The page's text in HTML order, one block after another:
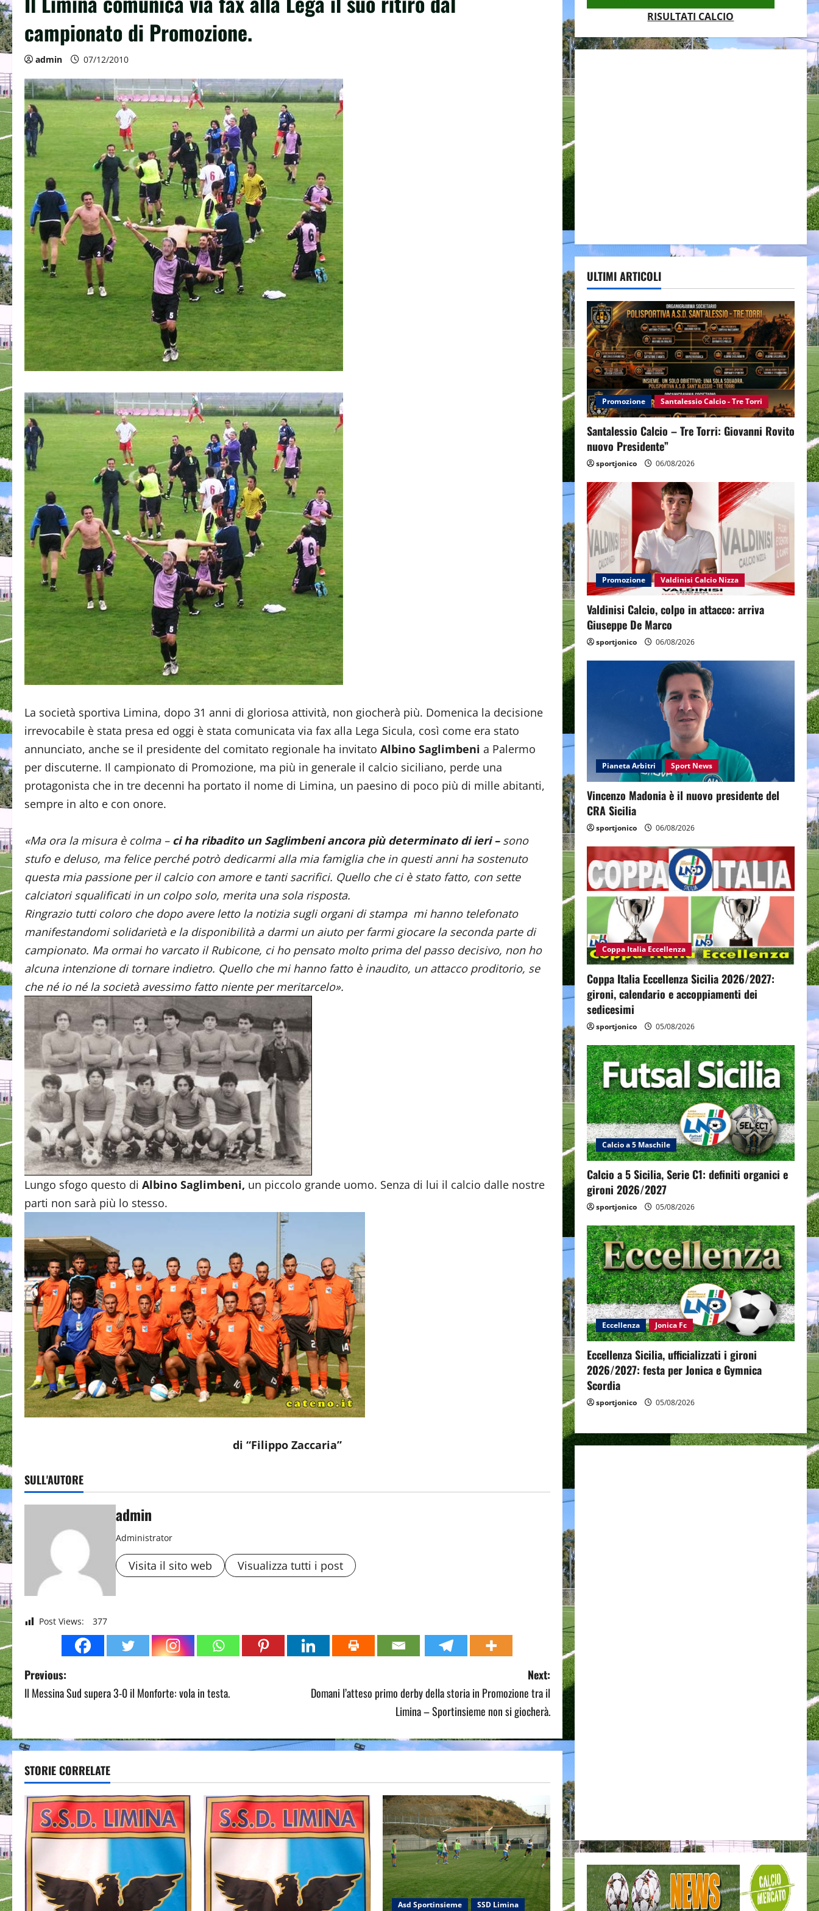
campionato di Promozione.
admin 07/12/2010
La società sportiva Limina, dopo 31 anni di gloriosa attività, non giocherà più. Domenica la decisione
irrevocabile è stata presa ed oggi è stata comunicata via fax alla Lega Sicula, così come era stato
annunciato, anche se il presidente del comitato regionale ha invitato Albino Saglimbeni a Palermo
per discuterne. Il campionato di Promozione, ma più in generale il calcio siciliano, perde una
protagonista che in tre decenni ha portato il nome di Limina, un paesino di poco più di mille abitanti,
sempre in alto e con onore.
«Ma ora la misura è colma – ci ha ribadito un Saglimbeni ancora più determinato di ieri –sono
stufo e deluso, ma felice perché potrò dedicarmi alla mia famiglia che in questi anni ha sostenuto
questa mia passione per il calcio con amore e tanti sacrifici. Quello che ci è stato fatto, con sette
calciatori squalificati in un colpo solo, merita una sola risposta.
Ringrazio tutti coloro che dopo avere letto la notizia sugli organi di stampa mi hanno telefonato
manifestandomi solidarietà e la disponibilità a darmi un aiuto per farmi giocare la seconda parte di
campionato. Ma ormai ho varcato il Rubicone, ci ho pensato molto prima del passo decisivo, non ho
alcuna intenzione di tornare indietro. Quello che mi hanno fatto è inaudito, un attacco proditorio, se
che né io né la società avessimo fatto niente per meritarcelo».
Lungo sfogo questo di Albino Saglimbeni, un piccolo grande uomo. Senza di lui il calcio dalle nostre
parti non sarà più lo stesso.
di “Filippo Zaccaria”
SULL'AUTORE
admin
Administrator
Visita il sito web Visualizza tutti i post
Post Views: 377
P
o
t
n
a
v
i
g
Previous:
Il Messina Sud supera 3-0 il Monforte: vola in testa.
Next:
Domani l’atteso primo derby della storia in Promozione tra il
Limina – Sportinsieme non si giocherà.
STORIE CORRELATE
Asd Sportinsieme SSD Limina
RISULTATI CALCIO
ULTIMI ARTICOLI
Promozione Santalessio Calcio - Tre Torri
Santalessio Calcio – Tre Torri: Giovanni Rovito
nuovo Presidente”
sportjonico 06/08/2026
Promozione Valdinisi Calcio Nizza
Valdinisi Calcio, colpo in attacco: arriva
Giuseppe De Marco
sportjonico 06/08/2026
Pianeta Arbitri Sport News
Vincenzo Madonia è il nuovo presidente del
CRA Sicilia
sportjonico 06/08/2026
Coppa Italia Eccellenza
Coppa Italia Eccellenza Sicilia 2026/2027:
gironi, calendario e accoppiamenti dei
sedicesimi
sportjonico 05/08/2026
Calcio a 5 Maschile
Calcio a 5 Sicilia, Serie C1: definiti organici e
gironi 2026/2027
sportjonico 05/08/2026
Eccellenza Jonica Fc
Eccellenza Sicilia, ufficializzati i gironi
2026/2027: festa per Jonica e Gymnica
Scordia
sportjonico 05/08/2026